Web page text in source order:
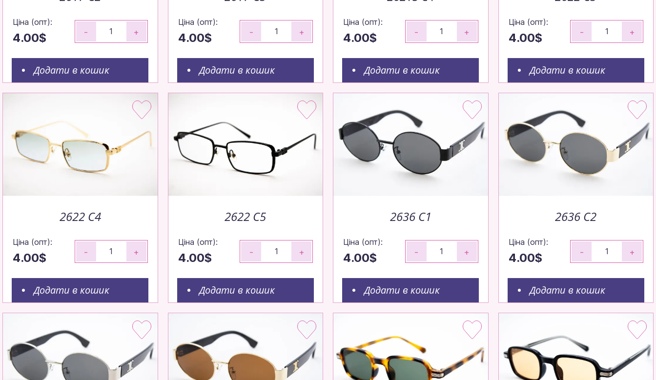
Ціна (опт):
4.00$ - +
Додати в кошик
Ціна (опт):
4.00$ - +
Додати в кошик
Ціна (опт):
4.00$ - +
Додати в кошик
Ціна (опт):
4.00$ - +
Додати в кошик
2622 C4
Ціна (опт):
4.00$ - +
Додати в кошик
2622 C5
Ціна (опт):
4.00$ - +
Додати в кошик
2636 C1
Ціна (опт):
4.00$ - +
Додати в кошик
2636 C2
Ціна (опт):
4.00$ - +
Додати в кошик